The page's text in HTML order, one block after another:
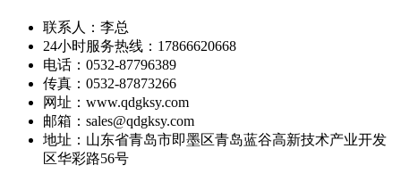
联系人：李总
24小时服务热线：17866620668
电话：0532-87796389
传真：0532-87873266
网址：www.qdgksy.com
邮箱：sales@qdgksy.com
地址：山东省青岛市即墨区青岛蓝谷高新技术产业开发
区华彩路56号